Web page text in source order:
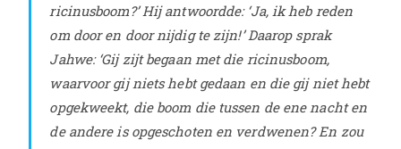
ricinusboom?’ Hij antwoordde: ‘Ja, ik heb reden
om door en door nijdig te zijn!’ Daarop sprak
Jahwe: ‘Gij zijt begaan met die ricinusboom,
waarvoor gij niets hebt gedaan en die gij niet hebt
opgekweekt, die boom die tussen de ene nacht en
de andere is opgeschoten en verdwenen? En zou